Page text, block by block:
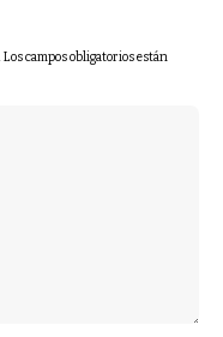
Los campos obligatorios están